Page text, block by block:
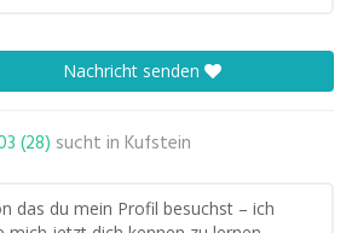
Nachricht senden
(28) sucht in Kufstein
das du mein Profil besuchst – ich